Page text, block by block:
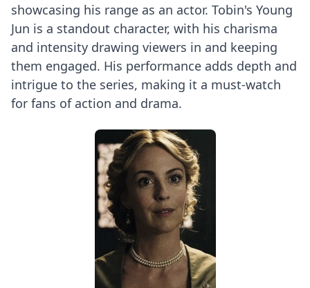
showcasing his range as an actor. Tobin's Young
Jun is a standout character, with his charisma
and intensity drawing viewers in and keeping
them engaged. His performance adds depth and
intrigue to the series, making it a must-watch
for fans of action and drama.